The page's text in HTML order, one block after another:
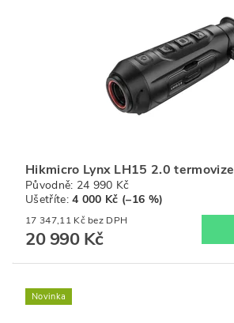
Hikmicro Lynx LH15 2.0 termovize
Původně: 24 990 Kč
Ušetříte:4 000 Kč (–16 %)
17 347,11 Kč bez DPH
20 990 Kč
Novinka